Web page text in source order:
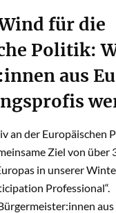
für die
Politik:
aus
an der Europäischen
Ziel von
in unserer
Professional“.